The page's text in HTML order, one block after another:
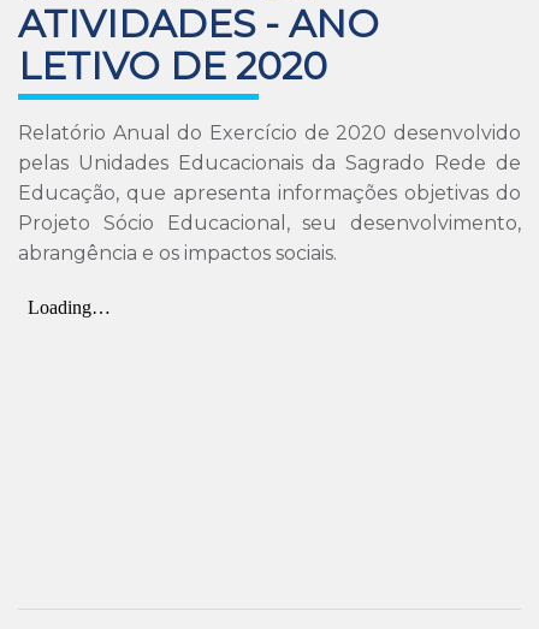
ATIVIDADES - ANO
LETIVO DE 2020
Relatório Anual do Exercício de 2020 desenvolvido
pelas Unidades Educacionais da Sagrado Rede de
Educação, que apresenta informações objetivas do
Projeto Sócio Educacional, seu desenvolvimento,
abrangência e os impactos sociais.